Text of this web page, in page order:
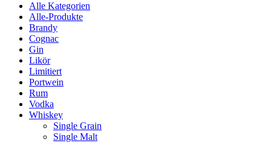
Alle Kategorien
Alle-Produkte
Brandy
Cognac
Gin
Likör
Limitiert
Portwein
Rum
Vodka
Whiskey
Single Grain
Single Malt